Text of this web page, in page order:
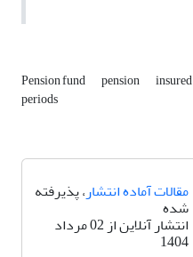
Pension fund pension insured
periods
مقالات آماده انتشار، پذیرفته
شده
انتشار آنلاین از 02 مرداد
1404